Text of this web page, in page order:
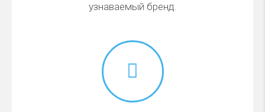
узнаваемый бренд.